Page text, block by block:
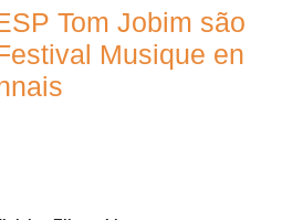
Tom Jobim são
Musique en